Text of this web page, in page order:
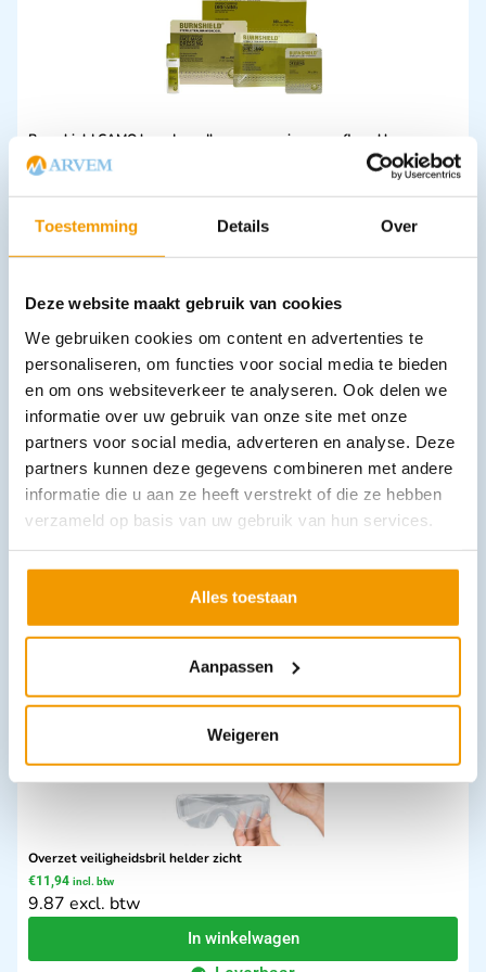
Toestemming Details Over
Deze website maakt gebruik van cookies
We gebruiken cookies om content en advertenties te
personaliseren, om functies voor social media te bieden
en om ons websiteverkeer te analyseren. Ook delen we
informatie over uw gebruik van onze site met onze
partners voor social media, adverteren en analyse. Deze
partners kunnen deze gegevens combineren met andere
informatie die u aan ze heeft verstrekt of die ze hebben
verzameld op basis van uw gebruik van hun services.
Alles toestaan
Aanpassen
Weigeren
Burnshield CAMO brandwondkompressen in camouflage kleur
verpakking
Beademingsmasker Ambu Ultra Seal
20 excl. btw
Opties bekijken
Leverbaar
Overzet veiligheidsbril helder zicht
€11,94 incl. btw
9.87 excl. btw
In winkelwagen